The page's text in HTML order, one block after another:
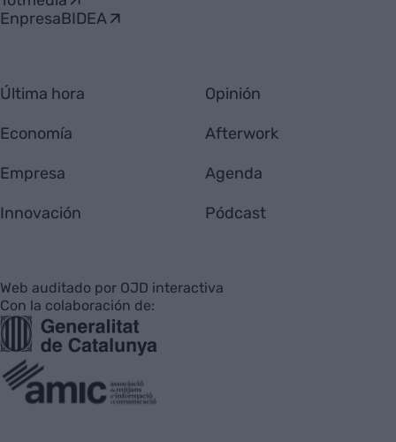
EnpresaBIDEA
Última hora
Economía
Empresa
Innovación
Opinión
Afterwork
Agenda
Pódcast
Web auditado por OJD interactiva
Con la colaboración de: